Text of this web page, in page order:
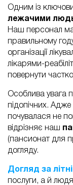
Одним із
лежачими
Наш персонал
правильному
організації
лікарями-
повернути
Особлива увага
підопічних.
почувалася не
відрізняє наш
(пансионат для
догляду.
Догляд за
послуги, а й